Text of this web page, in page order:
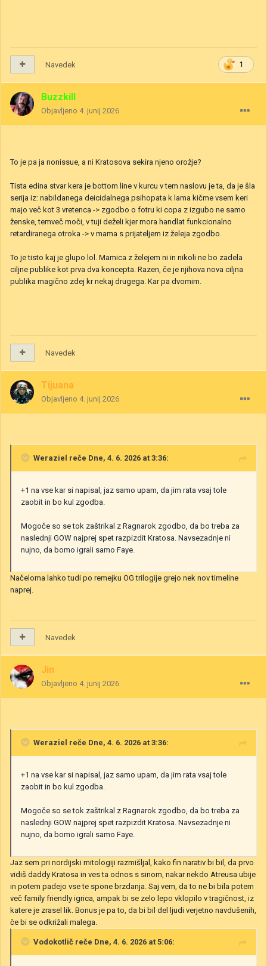
1
Navedek
Buzzkill
Objavljeno 4. junij 2026
To je pa ja nonissue, a ni Kratosova sekira njeno orožje?
Tista edina stvar kera je bottom line v kurcu v tem naslovu je ta, da je šla
serija iz: nabildanega deicidalnega psihopata k lama kičme vsem keri
majo več kot 3 vretenca -> zgodbo o fotru ki copa z izgubo ne samo
ženske, temveč moči, v tuji deželi kjer mora handlat funkcionalno
retardiranega otroka -> v mama s prijateljem iz želeja zgodbo.
To je tisto kaj je glupo lol. Mamica z želejem ni in nikoli ne bo zadela
ciljne publike kot prva dva koncepta. Razen, če je njihova nova ciljna
publika magično zdej kr nekaj drugega. Kar pa dvomim.
Navedek
Tijuana
Objavljeno 4. junij 2026
Weraziel reče Dne, 4. 6. 2026 at 3:36:
+1 na vse kar si napisal, jaz samo upam, da jim rata vsaj tole
zaobit in bo kul zgodba.
Mogoče so se tok zaštrikal z Ragnarok zgodbo, da bo treba za
naslednji GOW najprej spet razpizdit Kratosa. Navsezadnje ni
nujno, da bomo igrali samo Faye.
Načeloma lahko tudi po remejku OG trilogije grejo nek nov timeline
naprej.
Navedek
Jin
Objavljeno 4. junij 2026
Weraziel reče Dne, 4. 6. 2026 at 3:36:
+1 na vse kar si napisal, jaz samo upam, da jim rata vsaj tole
zaobit in bo kul zgodba.
Mogoče so se tok zaštrikal z Ragnarok zgodbo, da bo treba za
naslednji GOW najprej spet razpizdit Kratosa. Navsezadnje ni
nujno, da bomo igrali samo Faye.
Jaz sem pri nordijski mitologiji razmišljal, kako fin narativ bi bil, da prvo
vidiš daddy Kratosa in ves ta odnos s sinom, nakar nekdo Atreusa ubije
in potem padejo vse te spone brzdanja. Saj vem, da to ne bi bila potem
več family friendly igrica, ampak bi se zelo lepo vklopilo v tragičnost, iz
katere je zrasel lik. Bonus je pa to, da bi bil del ljudi verjetno navdušenih,
če bi se odkrižali malega.
Vodokotlič reče Dne, 4. 6. 2026 at 5:06: